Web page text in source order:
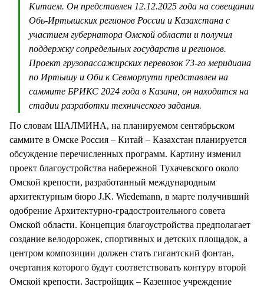
Китаем. Он представлен 12.12.2025 года на совещании
Обь-Иртышских регионов России и Казахстана с
участием губернатора Омской области и получил
поддержку сопредельных государств и регионов.
Проект грузопассажирских перевозок 73-го меридиана
по Иртышу и Оби к Севморпути представлен на
саммите БРИКС 2024 года в Казани, он находится на
стадии разработки технического задания.
По словам ШАЛМИНА, на планируемом сентябрьском
саммите в Омске Россия – Китай – Казахстан планируется
обсуждение перечисленных программ. Картину изменил
проект благоустройства набережной Тухачевского около
Омской крепости, разработанный международным
архитектурным бюро J.K. Wiedemann, в марте получивший
одобрение Архитектурно-градостроительного совета
Омской области. Концепция благоустройства предполагает
создание велодорожек, спортивных и детских площадок, а
центром композиции должен стать гигантский фонтан,
очертания которого будут соответствовать контуру второй
Омской крепости. Застройщик – Казенное учреждение